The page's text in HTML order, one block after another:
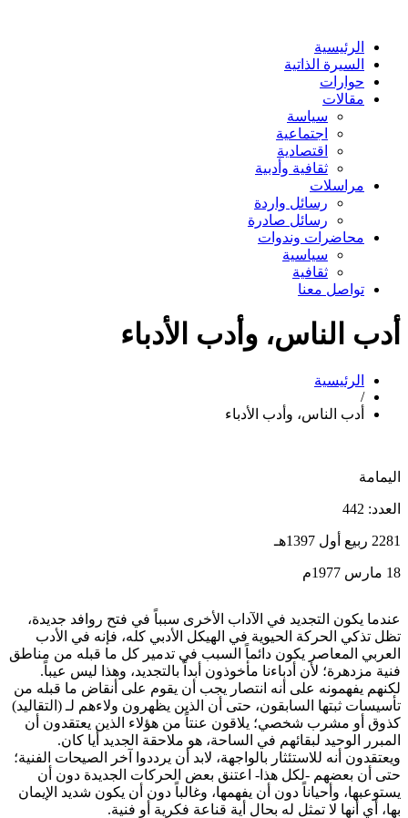
الرئيسية
السيرة الذاتية
حوارات
مقالات
سياسة
اجتماعية
اقتصادية
ثقافية وأدبية
مراسلات
رسائل واردة
رسائل صادرة
محاضرات وندوات
سياسية
ثقافية
تواصل معنا
أدب الناس، وأدب الأدباء
الرئيسية
/
أدب الناس، وأدب الأدباء
اليمامة
العدد: 442
2281 ربيع أول 1397هـ
18 مارس 1977م
عندما يكون التجديد في الآداب الأخرى سبباً في فتح روافد جديدة،
تظل تذكي الحركة الحيوية في الهيكل الأدبي كله، فإنه في الأدب
العربي المعاصر يكون دائماً السبب في تدمير كل ما قبله من مناطق
فنية مزدهرة؛ لأن أدباءنا مأخوذون أبداً بالتجديد، وهذا ليس عيباً.
لكنهم يفهمونه على أنه انتصار يجب أن يقوم على أنقاض ما قبله من
تأسيسات ثبتها السابقون، حتى أن الذين يظهرون ولاءهم لـ (التقاليد)
كذوق أو مشرب شخصي؛ يلاقون عنتاً من هؤلاء الذين يعتقدون أن
المبرر الوحيد لبقائهم في الساحة، هو ملاحقة الجديد أيا كان.
ويعتقدون أنه للاستئثار بالواجهة، لابد أن يرددوا آخر الصيحات الفنية؛
حتى أن بعضهم -لكل هذا- اعتنق بعض الحركات الجديدة دون أن
يستوعبها، وأحياناً دون أن يفهمها، وغالباً دون أن يكون شديد الإيمان
بها، أي أنها لا تمثل له بحال أية قناعة فكرية أو فنية.